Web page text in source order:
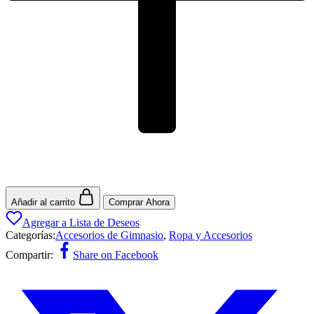
Añadir al carrito Comprar Ahora
Agregar a Lista de Deseos
Categorías:Accesorios de Gimnasio, Ropa y Accesorios
Compartir:
Share on Facebook